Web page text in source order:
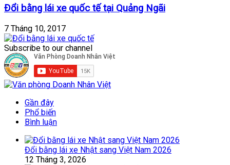
Đổi bằng lái xe quốc tế tại Quảng Ngãi
7 Tháng 10, 2017
Subscribe to our channel
Gần đây
Phổ biến
Bình luận
Đổi bằng lái xe Nhật sang Việt Nam 2026
12 Tháng 3, 2026